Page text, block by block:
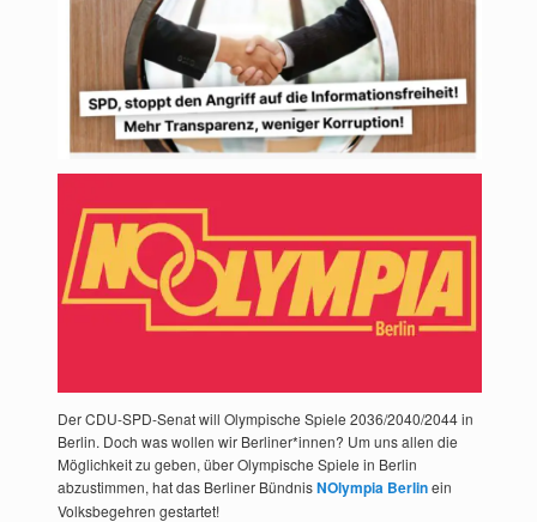
Der CDU-SPD-Senat will Olympische Spiele 2036/2040/2044 in
Berlin. Doch was wollen wir Berliner*innen? Um uns allen die
Möglichkeit zu geben, über Olympische Spiele in Berlin
abzustimmen, hat das Berliner BündnisNOlympia Berlinein
Volksbegehren gestartet!